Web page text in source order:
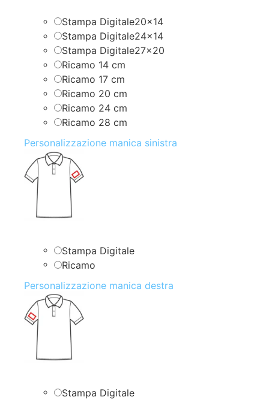
Stampa Digitale20x14
Stampa Digitale24x14
Stampa Digitale27x20
Ricamo 14 cm
Ricamo 17 cm
Ricamo 20 cm
Ricamo 24 cm
Ricamo 28 cm
Personalizzazione manica sinistra
Stampa Digitale
Ricamo
Personalizzazione manica destra
Stampa Digitale